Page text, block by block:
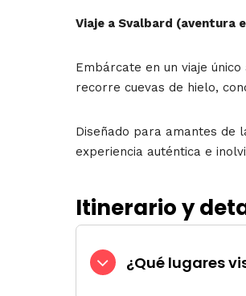
Viaje a Svalbard (aventura
Embárcate en un viaje único
recorre cuevas de hielo,
Diseñado para amantes de
experiencia auténtica e
Itinerario y
¿Qué lugares